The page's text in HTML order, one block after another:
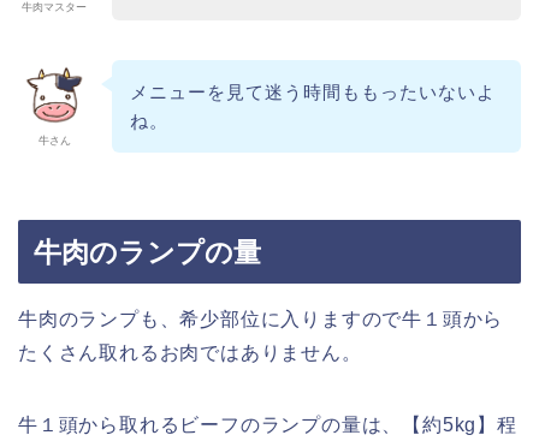
牛肉マスター
牛さん
メニューを見て迷う時間ももったいないよ
ね。
牛肉のランプの量
牛肉のランプも、希少部位に入りますので牛１頭から
たくさん取れるお肉ではありません。
牛１頭から取れるビーフのランプの量は、【約5kg】程